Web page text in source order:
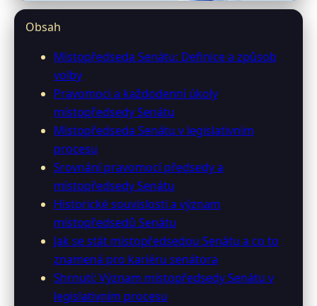
Místopředseda Senátu ČR:
· 10 min čtení · Autor: Michal Svatoš
Obsah
Místopředseda Senátu: Definice a způsob
volby
Pravomoci a každodenní úkoly
místopředsedy Senátu
Místopředseda Senátu v legislativním
procesu
Srovnání pravomocí předsedy a
místopředsedy Senátu
Historické souvislosti a význam
místopředsedů Senátu
Jak se stát místopředsedou Senátu a co to
znamená pro kariéru senátora
Shrnutí: Význam místopředsedy Senátu v
legislativním procesu